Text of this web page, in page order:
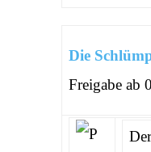
Die
Freigabe